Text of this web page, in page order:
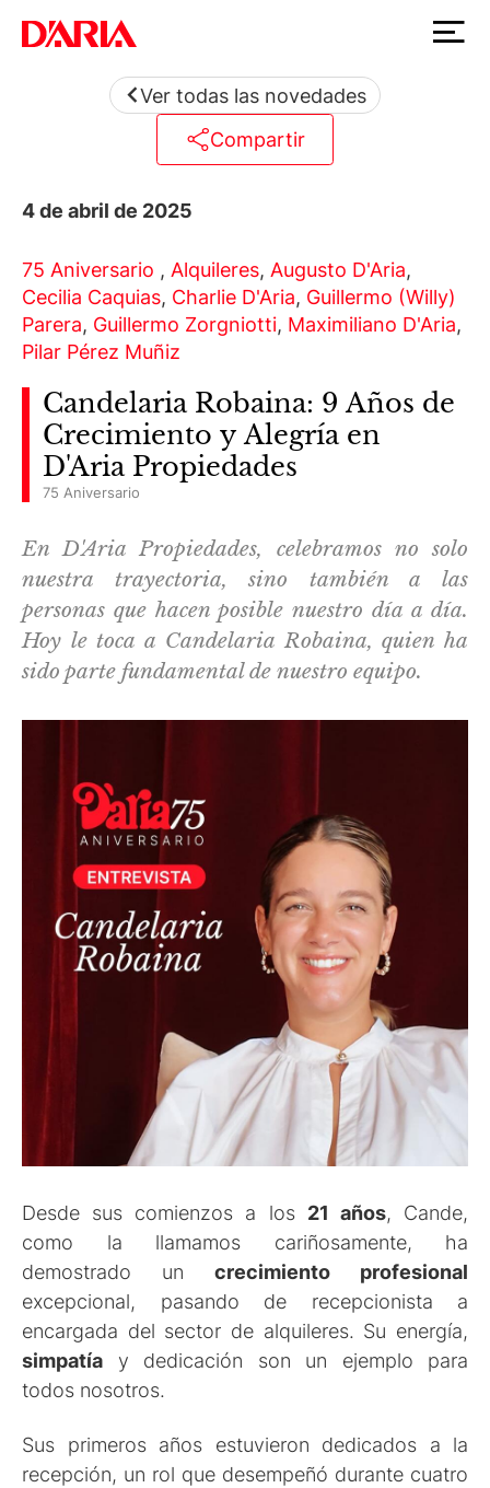
Ver todas las novedades
Compartir
4 de abril de 2025
75 Aniversario , Alquileres, Augusto D'Aria,
Cecilia Caquias, Charlie D'Aria, Guillermo (Willy)
Parera, Guillermo Zorgniotti, Maximiliano D'Aria,
Pilar Pérez Muñiz
Candelaria Robaina: 9 Años de
Crecimiento y Alegría en
D'Aria Propiedades
75 Aniversario
En D'Aria Propiedades, celebramos no solo
nuestra trayectoria, sino también a las
personas que hacen posible nuestro día a día.
Hoy le toca a Candelaria Robaina, quien ha
sido parte fundamental de nuestro equipo.
Desde sus comienzos a los 21 años, Cande,
como la llamamos cariñosamente, ha
demostrado un crecimiento profesional
excepcional, pasando de recepcionista a
encargada del sector de alquileres. Su energía,
simpatía y dedicación son un ejemplo para
todos nosotros.
Sus primeros años estuvieron dedicados a la
recepción, un rol que desempeñó durante cuatro